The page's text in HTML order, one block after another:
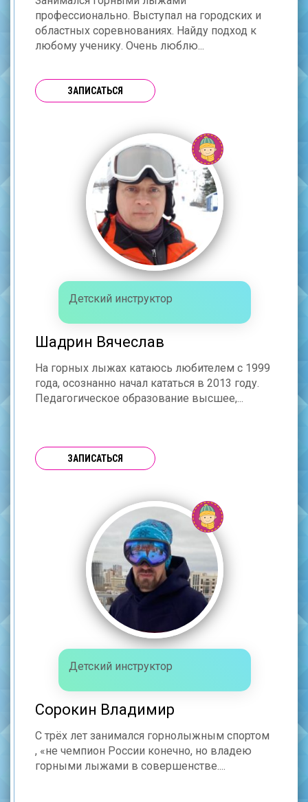
профессионально. Выступал на городских и
областных соревнованиях. Найду подход к
любому ученику. Очень люблю...
ЗАПИСАТЬСЯ
Детский инструктор
Шадрин Вячеслав
На горных лыжах катаюсь любителем с 1999
года, осознанно начал кататься в 2013 году.
Педагогическое образование высшее,...
ЗАПИСАТЬСЯ
Детский инструктор
Сорокин Владимир
С трёх лет занимался горнолыжным спортом
, «не чемпион России конечно, но владею
горными лыжами в совершенстве....